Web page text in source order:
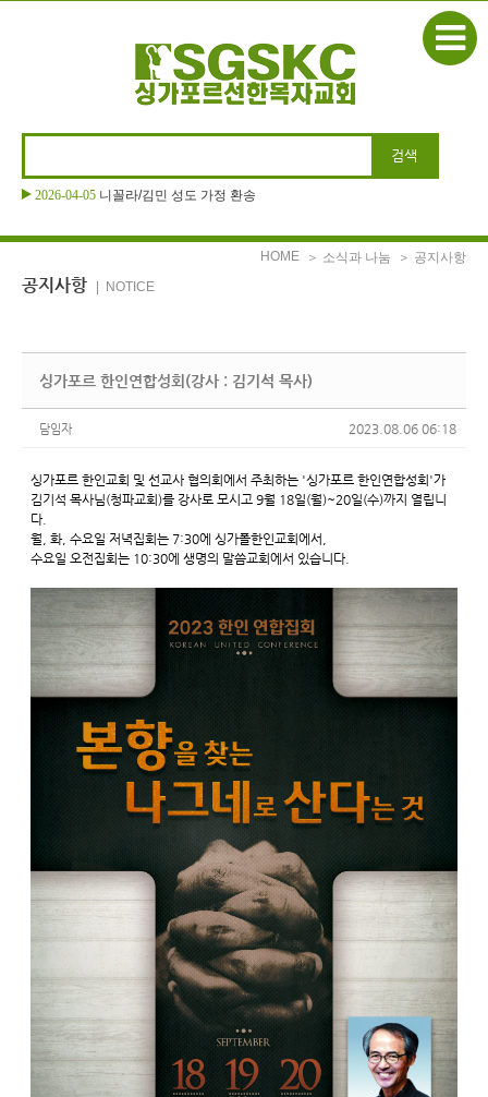
2026-04-05 니꼴라/김민 성도 가정 환송
HOME ＞ 소식과 나눔 ＞ 공지사항
공지사항 | NOTICE
2023.08.06 06:18
싱가포르 한인연합성회(강사 : 김기석 목사)
담임자
싱가포르 한인교회 및 선교사 협의회에서 주최하는 '싱가포르 한인연합성회'가
김기석 목사님(청파교회)를 강사로 모시고 9월 18일(월)~20일(수)까지 열립니
다.
월, 화, 수요일 저녁집회는 7:30에 싱가폴한인교회에서,
수요일 오전집회는 10:30에 생명의 말씀교회에서 있습니다.